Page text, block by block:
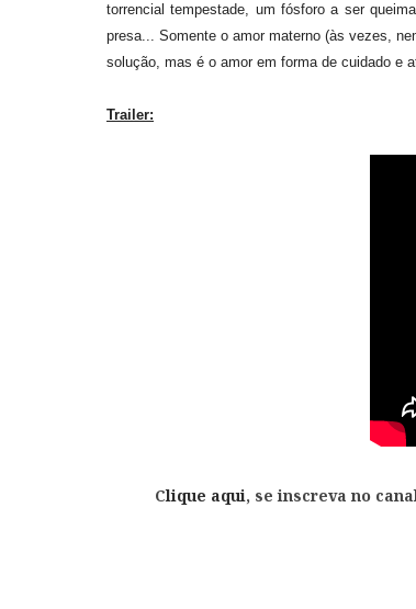
torrencial tempestade, um fósforo a ser
presa... Somente o amor materno (às vezes,
solução, mas é o amor em forma de cuidado e
Trailer:
Clique aqui, se inscreva no